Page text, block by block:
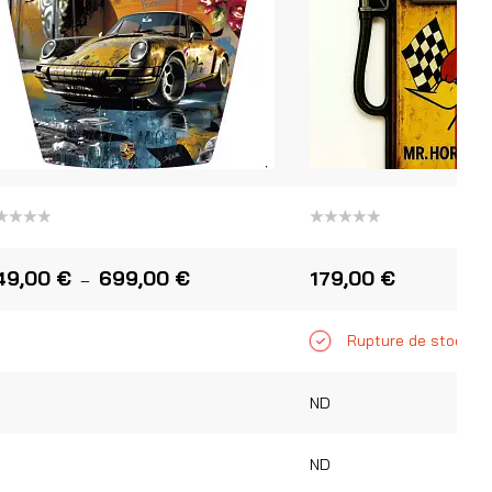
5
€ – 699,00 € 179,00 €
Rupture de stock
ND
ND